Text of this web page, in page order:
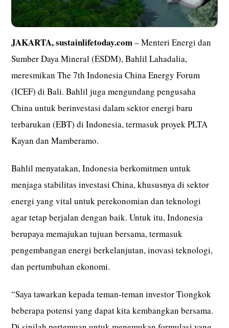
JAKARTA, sustainlifetoday.com– Menteri Energi dan
Sumber Daya Mineral (ESDM), Bahlil Lahadalia,
meresmikan The 7th Indonesia China Energy Forum
(ICEF) di Bali. Bahlil juga mengundang pengusaha
China untuk berinvestasi dalam sektor energi baru
terbarukan (EBT) di Indonesia, termasuk proyek PLTA
Kayan dan Mamberamo.
Bahlil menyatakan, Indonesia berkomitmen untuk
menjaga stabilitas investasi China, khususnya di sektor
energi yang vital untuk perekonomian dan teknologi
agar tetap berjalan dengan baik. Untuk itu, Indonesia
berupaya memajukan tujuan bersama, termasuk
pengembangan energi berkelanjutan, inovasi teknologi,
dan pertumbuhan ekonomi.
“Saya tawarkan kepada teman-teman investor Tiongkok
beberapa potensi yang dapat kita kembangkan bersama.